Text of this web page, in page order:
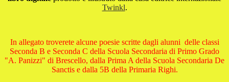
Twinkl.
In allegato troverete alcune poesie scritte dagli alunni delle classi
Seconda B e Seconda C della Scuola Secondaria di Primo Grado
"A. Panizzi" di Brescello, dalla Prima A della Scuola Secondaria De
Sanctis e dalla 5B della Primaria Righi.